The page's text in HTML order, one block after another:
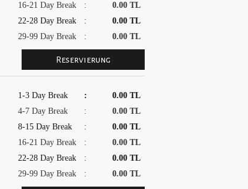
16-21 Day Break
:
0.00 TL
22-28 Day Break
:
0.00 TL
29-99 Day Break
: 0.00 TL
1-3 Day Break :
0.00 TL
4-7 Day Break
:
0.00 TL
8-15 Day Break
:
0.00 TL
16-21 Day Break
:
0.00 TL
22-28 Day Break
:
0.00 TL
29-99 Day Break
: 0.00 TL